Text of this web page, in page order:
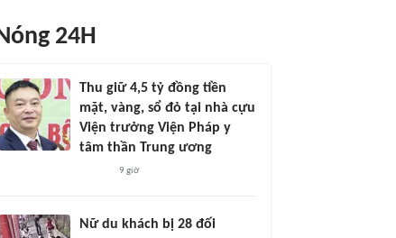
24H
Thu giữ 4,5 tỷ đồng tiền
mặt, vàng, sổ đỏ tại nhà cựu
Viện trưởng Viện Pháp y
tâm thần Trung ương
9 giờ
Nữ du khách bị 28 đối